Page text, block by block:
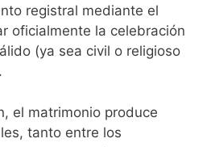
registral mediante el
oficialmente la celebración
(ya sea civil o religioso
el matrimonio produce
tanto entre los